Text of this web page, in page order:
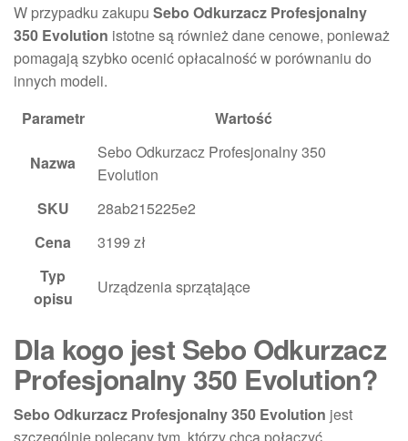
W przypadku zakupu Sebo Odkurzacz Profesjonalny
350 Evolution istotne są również dane cenowe, ponieważ
pomagają szybko ocenić opłacalność w porównaniu do
innych modeli.
Parametr
Wartość
Nazwa
Sebo Odkurzacz Profesjonalny 350
Evolution
SKU
28ab215225e2
Cena
3199 zł
Typ
opisu
Urządzenia sprzątające
Dla kogo jest Sebo Odkurzacz
Profesjonalny 350 Evolution?
Sebo Odkurzacz Profesjonalny 350 Evolution jest